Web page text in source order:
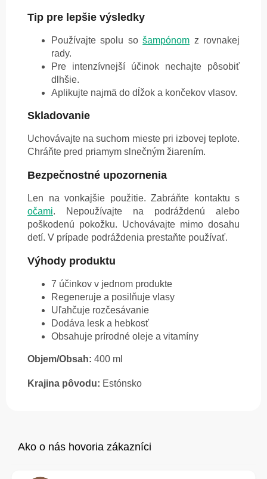
Tip pre lepšie výsledky
Používajte spolu sošampónom z rovnakej
rady.
Pre intenzívnejší účinok nechajte pôsobiť
dlhšie.
Aplikujte najmä do dĺžok a končekov vlasov.
Skladovanie
Uchovávajte na suchom mieste pri izbovej teplote.
Chráňte pred priamym slnečným žiarením.
Bezpečnostné upozornenia
Len na vonkajšie použitie. Zabráňte kontaktu s
očami. Nepoužívajte na podráždenú alebo
poškodenú pokožku. Uchovávajte mimo dosahu
detí. V prípade podráždenia prestaňte používať.
Výhody produktu
7 účinkov v jednom produkte
Regeneruje a posilňuje vlasy
Uľahčuje rozčesávanie
Dodáva lesk a hebkosť
Obsahuje prírodné oleje a vitamíny
Objem/Obsah: 400 ml
Krajina pôvodu: Estónsko